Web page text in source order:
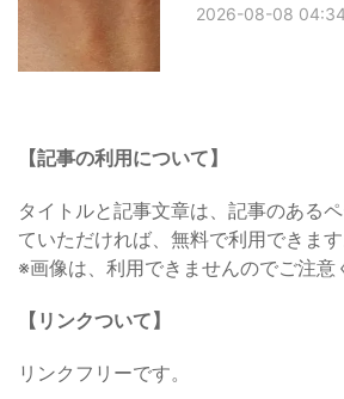
2026-08-08
【記事の利用について】
タイトルと記事文章は、記事のある
ていただければ、無料で利用できます
※画像は、利用できませんのでご注意
【リンクついて】
リンクフリーです。